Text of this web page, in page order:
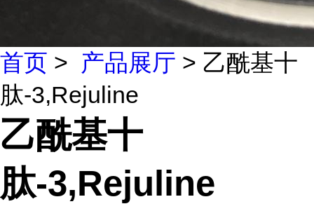
首页 > 产品展厅 > 乙酰基十
肽-3,Rejuline
乙酰基十
肽-3,Rejuline